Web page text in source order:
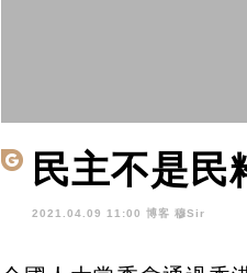
民主不是民
2021.04.09 11:00 博客 穆Sir